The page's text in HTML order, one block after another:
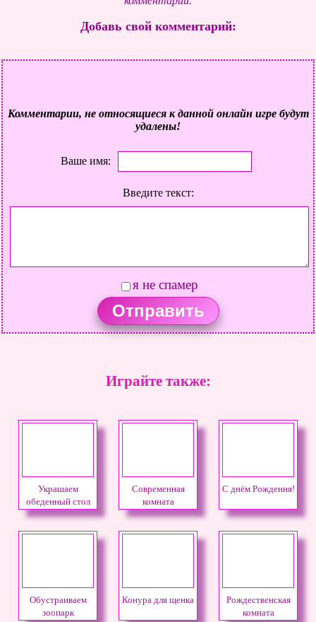
Добавь свой комментарий:
Комментарии, не относящиеся к данной онлайн игре будут
удалены!
Ваше имя:
Введите текст:
я не спамер
Играйте также:
Украшаем
обеденный стол
Современная
комната
С днём Рождения!
Обустраиваем
зоопарк
Конура для щенка
Рождественская
комната